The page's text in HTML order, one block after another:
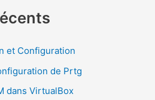
et Configuration
de Prtg
dans VirtualBox